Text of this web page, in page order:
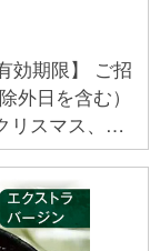
外日を含む）
リスマス、年
時間等につ
報をご確認
限の延長は承